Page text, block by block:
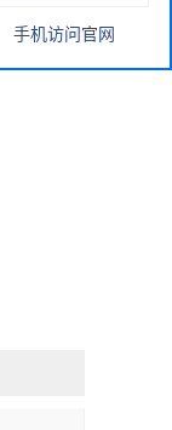
手机访问官网